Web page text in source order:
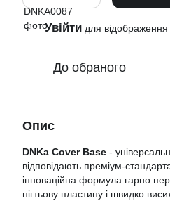
% Увійти для відображення
До обраного
Опис
DNKa Cover Base -
відповідають преміум-
інноваційна формула гарно
нігтьову пластину і швидко